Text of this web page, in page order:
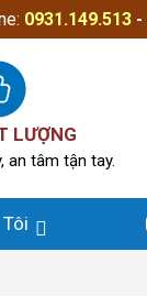
0931.149.513 -
LƯỢNG
an tâm tận tay.